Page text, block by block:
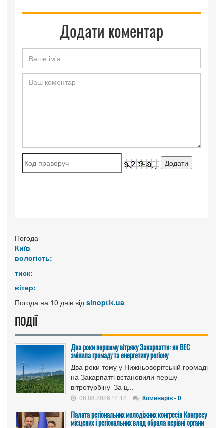
Додати коментар
Погода
Київ
вологість:
тиск:
вітер:
Погода на 10 днів від sinoptik.ua
ПОДІЇ
Два роки першому вітряку Закарпаття: як ВЕС
змінила громаду та енергетику регіону
Два роки тому у Нижньоворітській громаді
на Закарпатті встановили першу
вітротурбіну. За ц...
06.08.2026 14:12 Коменарів - 0
Палата регіональних молодіжних конгресів Конгресу
місцевих і регіональних влад обрала керівні органи